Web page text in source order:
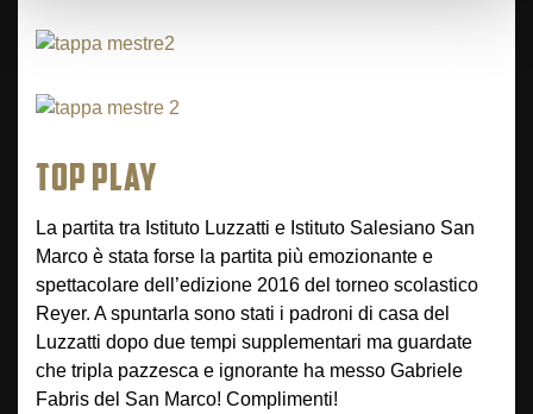
TOP PLAY
La partita tra Istituto ‪Luzzatti‬ e Istituto Salesiano San
Marco è stata forse la partita più emozionante e
spettacolare dell’edizione 2016 del torneo scolastico
‪Reyer‬. A spuntarla sono stati i padroni di casa del
Luzzatti dopo due tempi supplementari ma guardate
che tripla pazzesca e ignorante ha messo Gabriele
‪Fabris‬ del San Marco! Complimenti!